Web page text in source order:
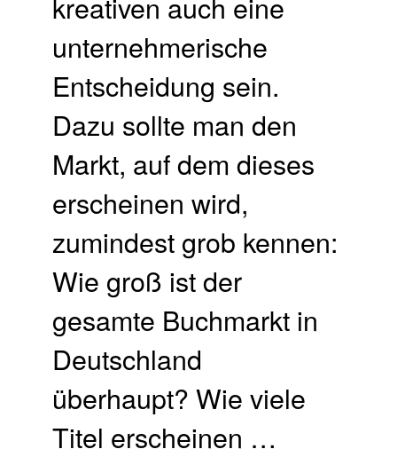
unternehmerische
Entscheidung sein.
Dazu sollte man den
Markt, auf dem dieses
erscheinen wird,
zumindest grob kennen:
Wie groß ist der
gesamte Buchmarkt in
Deutschland
überhaupt? Wie viele
Titel erscheinen …